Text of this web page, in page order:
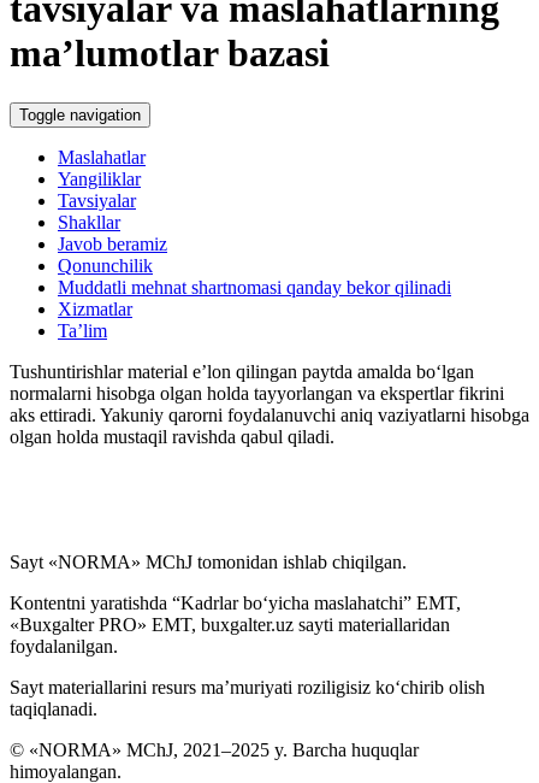
tavsiyalar va maslahatlarning
ma’lumotlar bazasi
Toggle navigation
Maslahatlar
Yangiliklar
Tavsiyalar
Shakllar
Javob beramiz
Qonunchilik
Muddatli mehnat shartnomasi qanday bekor qilinadi
Xizmatlar
Ta’lim
Tushuntirishlar material e’lon qilingan paytda amalda boʻlgan
normalarni hisobga olgan holda tayyorlangan va ekspertlar fikrini
aks ettiradi. Yakuniy qarorni foydalanuvchi aniq vaziyatlarni hisobga
olgan holda mustaqil ravishda qabul qiladi.
Sayt «NORMA» MChJ tomonidan ishlab chiqilgan.
Kontentni yaratishda “Kadrlar boʻyicha maslahatchi” EMT,
«Buxgalter PRO» EMT, buxgalter.uz sayti materiallaridan
foydalanilgan.
Sayt materiallarini resurs ma’muriyati roziligisiz koʻchirib olish
taqiqlanadi.
© «NORMA» MChJ, 2021–2025 y. Barcha huquqlar
himoyalangan.